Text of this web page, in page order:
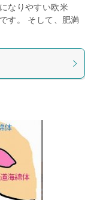
なりやすい欧米
す。 そして、肥満